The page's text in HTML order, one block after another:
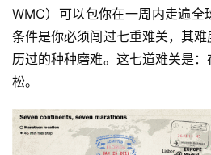
WMC）可以包你在一周内走遍全
条件是你必须闯过七重难关，其
历过的种种磨难。这七道难关是
松。